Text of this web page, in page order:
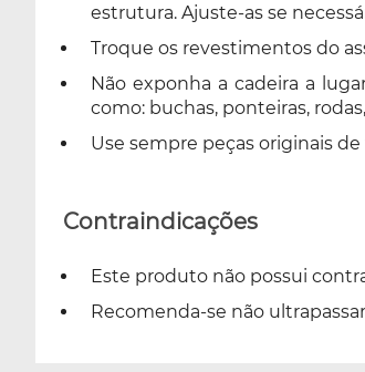
estrutura. Ajuste-as se
Troque os revestimentos do
Não exponha a cadeira a
como: buchas, ponteiras,
Use sempre peças originais de
Contraindicações
Este produto não possui
Recomenda-se não